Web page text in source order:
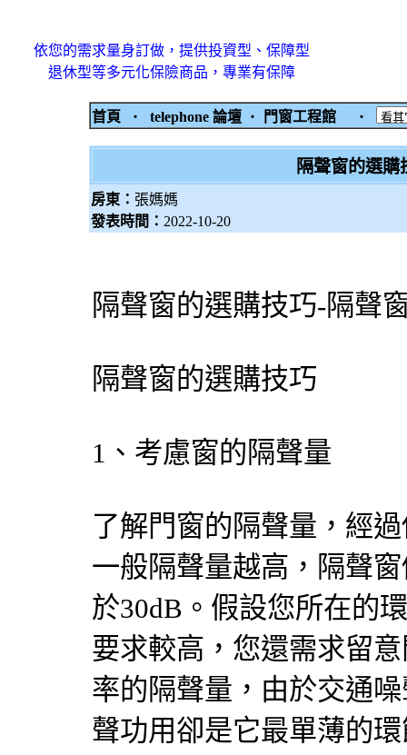
依您的需求量身訂做，提供投資型、保障型
退休型等多元化保險商品，專業有保障
首頁 ‧ telephone 論壇 ‧ 門窗工程館 ‧
隔聲窗的選購
房東： 張媽媽
發表時間： 2022-10-20
隔聲窗的選購技巧-隔聲
隔聲窗的選購技巧
1、考慮窗的隔聲量
了解門窗的隔聲量，經
一般隔聲量越高，隔聲
於30dB。假設您所在的
要求較高，您還需求留
率的隔聲量，由於交通
聲功用卻是它最單薄的